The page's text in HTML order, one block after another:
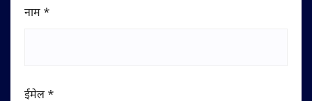
नाम *
ईमेल *